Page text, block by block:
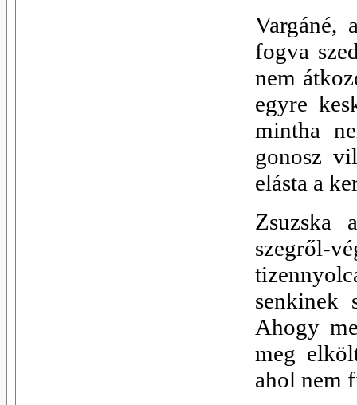
Vargáné,
fogva
nem
egyre
mintha
gonosz
elásta a
Zsuzska
senkinek
Ahogy
meg
ahol nem